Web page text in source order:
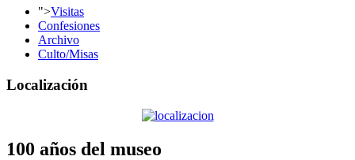
">Visitas
Confesiones
Archivo
Culto/Misas
Localización
100 años del museo